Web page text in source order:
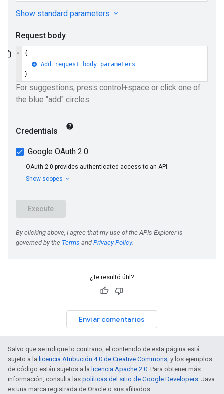
¿Te resultó útil?
Enviar comentarios
Salvo que se indique lo contrario, el contenido de esta página está
sujeto a la licencia Atribución 4.0 de Creative Commons, y los ejemplos
de código están sujetos a la licencia Apache 2.0. Para obtener más
información, consulta las políticas del sitio de Google Developers. Java
es una marca registrada de Oracle o sus afiliados.